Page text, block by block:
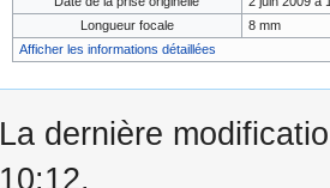
Longueur focale
8 mm
Afficher les informations détaillées
La dernière
10:12.